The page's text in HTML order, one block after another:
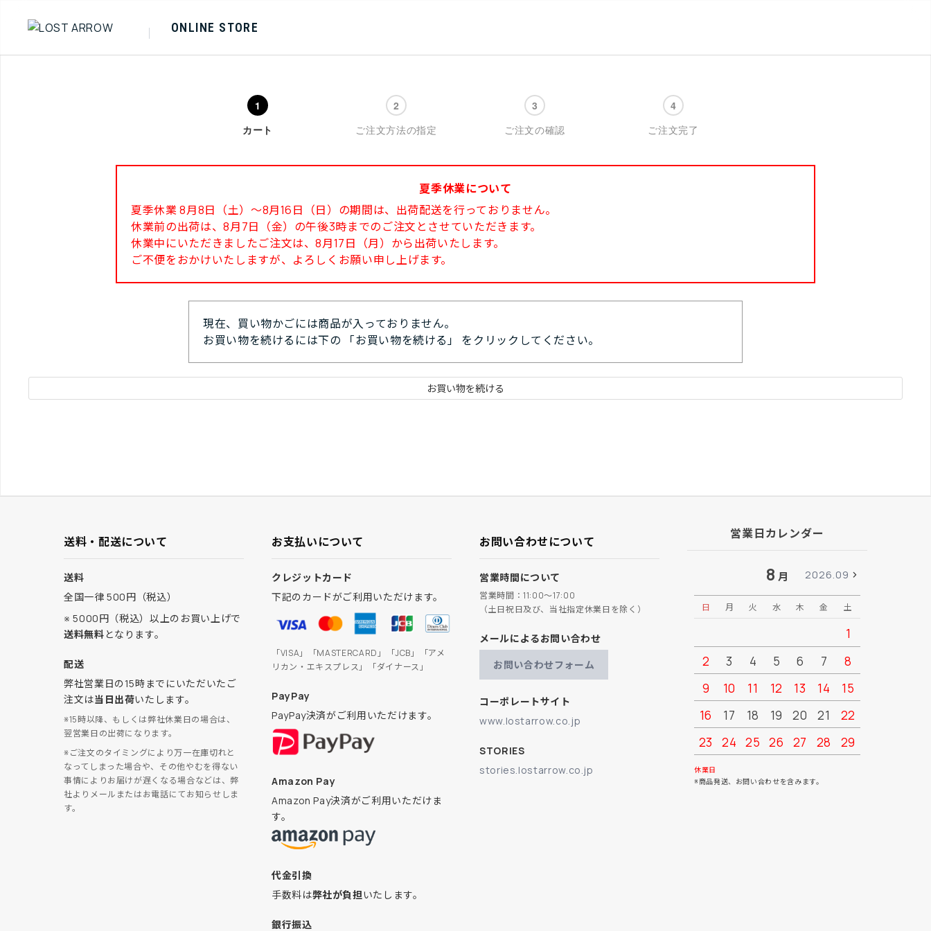
ONLINE STORE
カート ご注文方法の指定 ご注文の確認 ご注文完了
夏季休業について
夏季休業 8月8日（土）～8月16日（日）の期間は、出荷配送を行っておりません。
休業前の出荷は、8月7日（金）の午後3時までのご注文とさせていただきます。
休業中にいただきましたご注文は、8月17日（月）から出荷いたします。
ご不便をおかけいたしますが、よろしくお願い申し上げます。
現在、買い物かごには商品が入っておりません。
お買い物を続けるには下の 「お買い物を続ける」 をクリックしてください。
送料・配送について
送料
全国一律 500円（税込）
※ 5000円（税込）以上のお買い上げで
送料無料となります。
配送
弊社営業日の15時までにいただいたご
注文は当日出荷いたします。
※15時以降、もしくは弊社休業日の場合は、
翌営業日の出荷になります。
※ご注文のタイミングにより万一在庫切れと
なってしまった場合や、その他やむを得ない
事情によりお届けが遅くなる場合などは、弊
社よりメールまたはお電話にてお知らせしま
す。
お支払いについて
クレジットカード
下記のカードがご利用いただけます。
「VISA」「MASTERCARD」「JCB」「アメ
リカン・エキスプレス」「ダイナース」
PayPay
PayPay決済がご利用いただけます。
Amazon Pay
Amazon Pay決済がご利用いただけま
す。
代金引換
手数料は弊社が負担いたします。
銀行振込
お問い合わせについて
営業時間について
営業時間：11:00～17:00
（土日祝日及び、当社指定休業日を除く）
メールによるお問い合わせ
お問い合わせフォーム
コーポレートサイト
www.lostarrow.co.jp
STORIES
stories.lostarrow.co.jp
営業日カレンダー
8 月 2026.09
日 月 火 水 木 金 土
1
2
3 4 5 6 7
8
9
10 11 12 13 14
15
16
17 18 19 20 21
22
23
24 25 26 27 28
29
30
休業日
※商品発送、お問い合わせを含みます。